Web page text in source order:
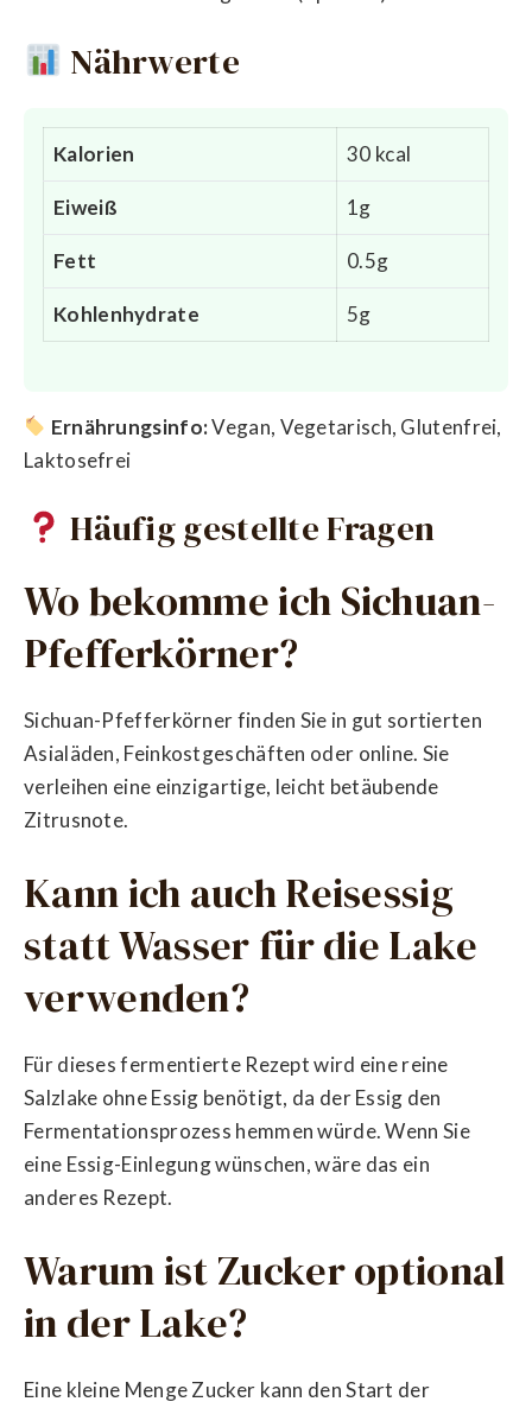
Nährwerte
Kalorien 30 kcal
Eiweiß 1g
Fett 0.5g
Kohlenhydrate 5g
Ernährungsinfo:Vegan, Vegetarisch, Glutenfrei,
Laktosefrei
Häufig gestellte Fragen
Wo bekomme ich Sichuan-
Pfefferkörner?
Sichuan-Pfefferkörner finden Sie in gut sortierten
Asialäden, Feinkostgeschäften oder online. Sie
verleihen eine einzigartige, leicht betäubende
Zitrusnote.
Kann ich auch Reisessig
statt Wasser für die Lake
verwenden?
Für dieses fermentierte Rezept wird eine reine
Salzlake ohne Essig benötigt, da der Essig den
Fermentationsprozess hemmen würde. Wenn Sie
eine Essig-Einlegung wünschen, wäre das ein
anderes Rezept.
Warum ist Zucker optional
in der Lake?
Eine kleine Menge Zucker kann den Start der